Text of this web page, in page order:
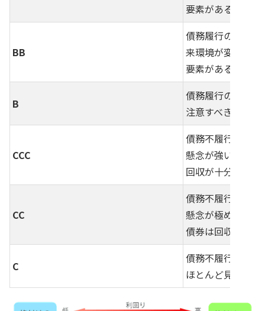
要素がある。
BB
債務履行の確実
来環境が変化し
要素がある。
B
債務履行の確実
注意すべき要素が
CCC
債務不履行に陥
懸念が強い。債
回収が十分に見
CC
債務不履行に陥
懸念が極めて強
債券は回収があ
C
債務不履行に陥
ほとんど見込めな